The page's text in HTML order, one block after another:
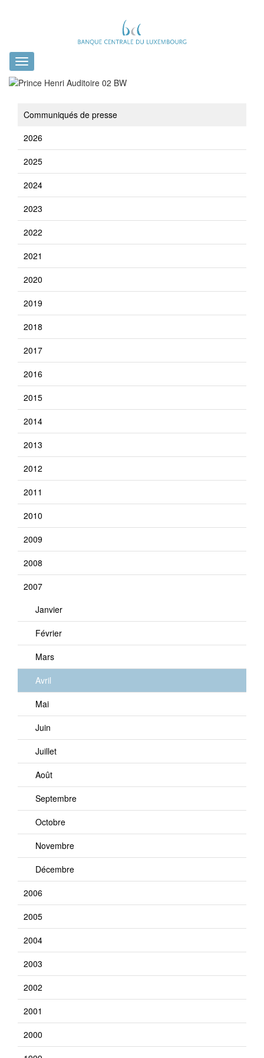
Toggle
navigation
Communiqués de presse
2026
2025
2024
2023
2022
2021
2020
2019
2018
2017
2016
2015
2014
2013
2012
2011
2010
2009
2008
2007
Janvier
Février
Mars
Avril
Mai
Juin
Juillet
Août
Septembre
Octobre
Novembre
Décembre
2006
2005
2004
2003
2002
2001
2000